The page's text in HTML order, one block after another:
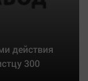
действия
300